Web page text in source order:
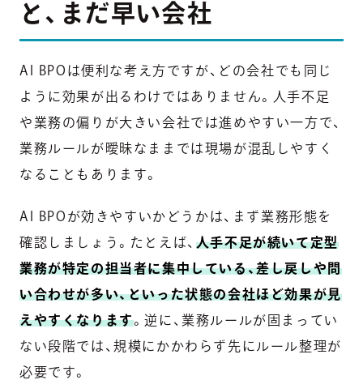
と、まだ早い会社
AI BPOは便利な考え方ですが、どの会社でも同じ
ように効果が出るわけではありません。人手不足
や業務の偏りが大きい会社では進めやすい一方で、
業務ルールが曖昧なままでは現場が混乱しやすく
なることもあります。
AI BPOが効きやすいかどうかは、まず業務形態を
確認しましょう。たとえば、 人手不足が続いて定型
業務が特定の担当者に集中している、差し戻しや問
い合わせが多い、といった状態の会社ほど効果が見
えやすくなります。逆に、業務ルールが固まってい
ない段階では、規模にかかわらず先にルール整理が
必要です。